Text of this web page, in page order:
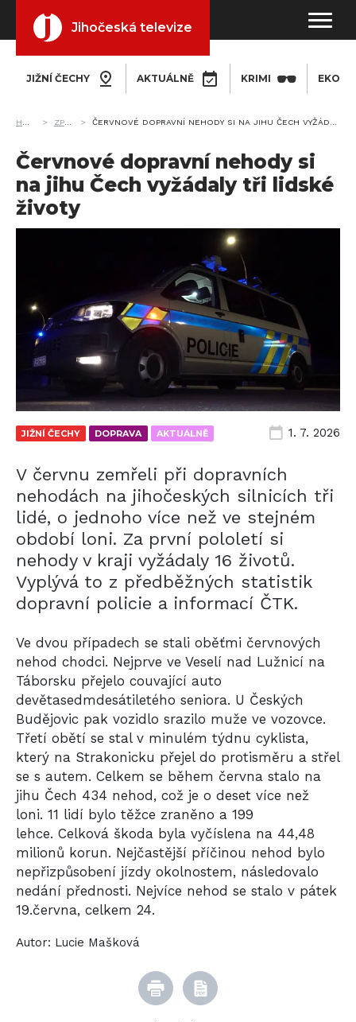
Jihočeská televize
JIŽNÍ ČECHY AKTUÁLNĚ KRIMI
HOME ZPRÁVY ČERVNOVÉ DOPRAVNÍ NEHODY SI NA JIHU ČECH VYŽÁDALY TŘI LIDSKÉ ŽIVOTY
Červnové dopravní nehody si
na jihu Čech vyžádaly tři lidské
životy
JIŽNÍ ČECHY DOPRAVA AKTUÁLNĚ 1. 7. 2026
V červnu zemřeli při dopravních
nehodách na jihočeských silnicích tři
lidé, o jednoho více než ve stejném
období loni. Za první pololetí si
nehody v kraji vyžádaly 16 životů.
Vyplývá to z předběžných statistik
dopravní policie a informací ČTK.
Ve dvou případech se stali oběťmi červnových
nehod chodci. Nejprve ve Veselí nad Lužnicí na
Táborsku přejelo couvající auto
devětasedmdesátiletého seniora. U Českých
Budějovic pak vozidlo srazilo muže ve vozovce.
Třetí obětí se stal v minulém týdnu cyklista,
který na Strakonicku přejel do protisměru a střel
se s autem. Celkem se během června stalo na
jihu Čech 434 nehod, což je o deset více než
loni. 11 lidí bylo těžce zraněno a 199
lehce. Celková škoda byla vyčíslena na 44,48
milionů korun. Nejčastější příčinou nehod bylo
nepřizpůsobení jízdy okolnostem, následovalo
nedání přednosti. Nejvíce nehod se stalo v pátek
19.června, celkem 24.
Autor: Lucie Mašková